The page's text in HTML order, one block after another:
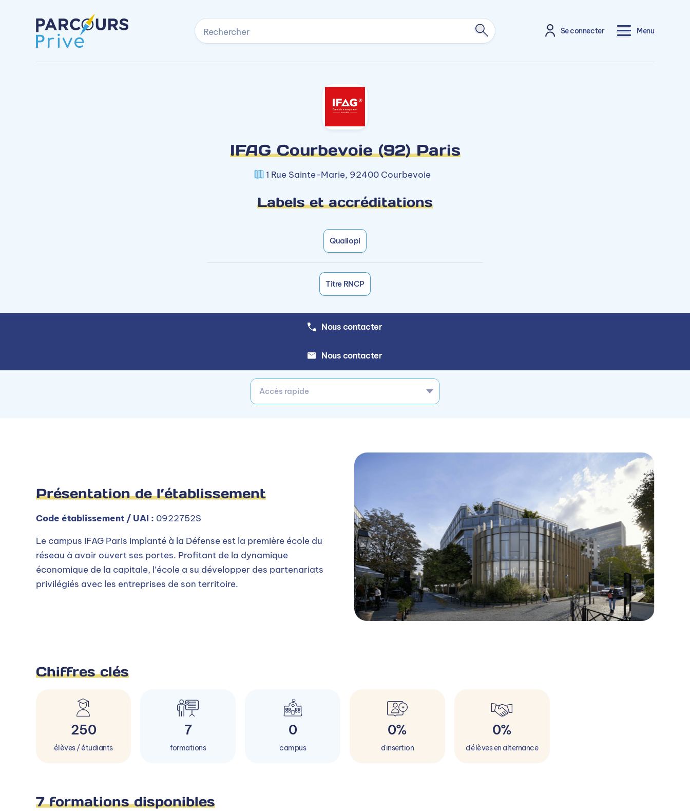
Rechercher Se connecter Menu
IFAG Courbevoie (92) Paris
1 Rue Sainte-Marie, 92400 Courbevoie
Labels et accréditations
Qualiopi
Titre RNCP
Nous contacter
Nous contacter
Accès rapide
Présentation de l’établissement
Code établissement / UAI : 0922752S
Le campus IFAG Paris implanté à la Défense est la première école du
réseau à avoir ouvert ses portes. Profitant de la dynamique
économique de la capitale, l’école a su développer des partenariats
privilégiés avec les entreprises de son territoire.
Chiffres clés
250
élèves / étudiants
7
formations
0
campus
0%
d'insertion
0%
d'élèves en alternance
7 formations disponibles